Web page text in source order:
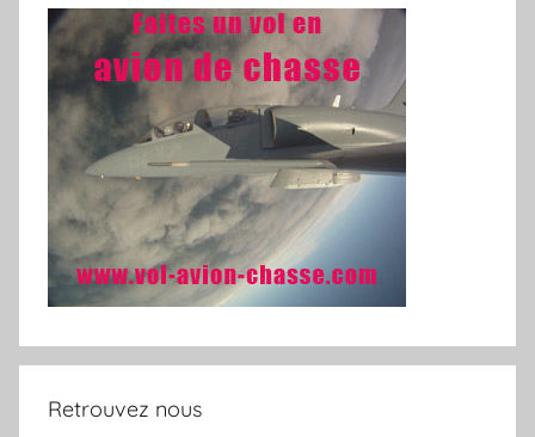
Retrouvez nous